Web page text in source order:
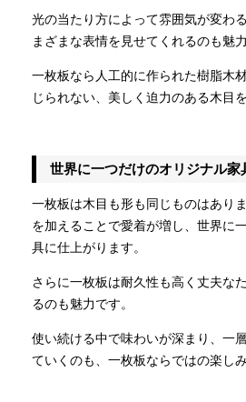
光の当たり方によって雰囲気が変わ
まざまな表情を見せてくれるのも魅力
一枚板なら人工的に作られた樹脂木
じられない、美しく迫力のある木目
世界に一つだけのオリジナル家
一枚板は木目も形も同じものはあり
を加えることで愛着が増し、世界に
具に仕上がります。
さらに一枚板は耐久性も高く丈夫な
るのも魅力です。
使い続ける中で味わいが深まり、一
ていくのも、一枚板ならではの楽しみ